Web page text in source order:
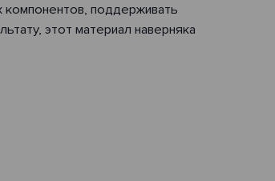
компонентов, поддерживать
этот материал наверняка